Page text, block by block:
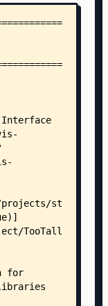
and-
and-